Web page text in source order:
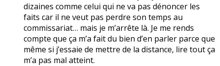
dizaines comme celui qui ne va pas dénoncer les
faits car il ne veut pas perdre son temps au
commissariat… mais je m’arrête là. Je me rends
compte que ça m’a fait du bien d’en parler parce que
même si j’essaie de mettre de la distance, lire tout ça
m’a pas mal atteint.